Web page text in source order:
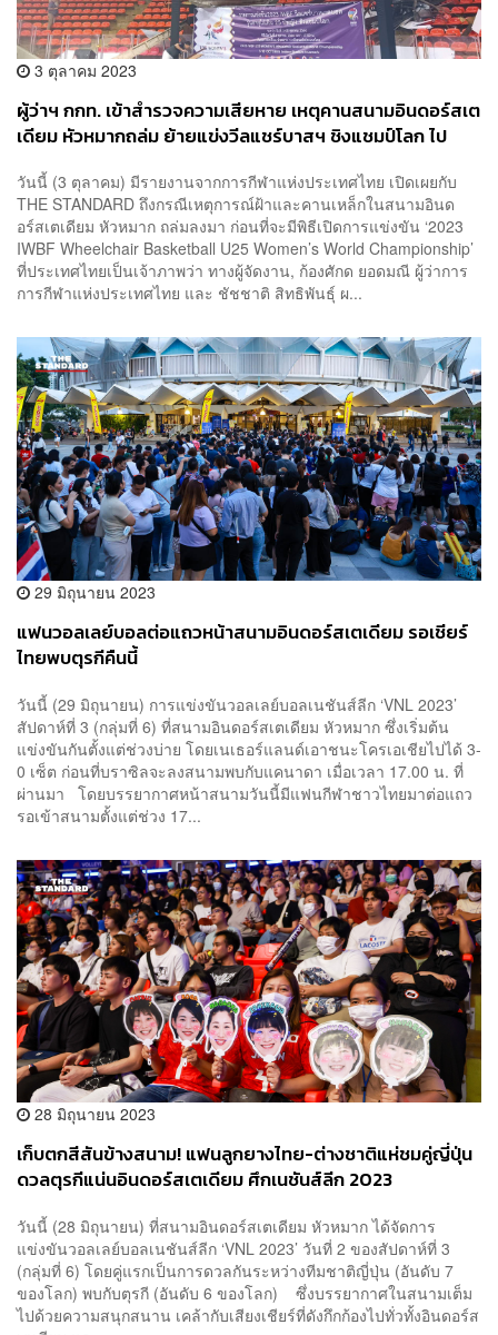
3 ตุลาคม 2023
ผู้ว่าฯ​ กกท. เข้าสำรวจความเสียหาย เหตุคานสนามอินดอร์สเต
เดียม หัวหมากถล่ม ย้ายแข่งวีลแชร์บาสฯ ชิงแชมป์โลก ไป
วันนี้ (3 ตุลาคม) มีรายงานจากการกีฬาแห่งประเทศไทย เปิดเผยกับ
THE STANDARD ถึงกรณีเหตุการณ์ฝ้าและคานเหล็กในสนามอินด
อร์สเตเดียม หัวหมาก ถล่มลงมา ก่อนที่จะมีพิธีเปิดการแข่งขัน ‘2023
IWBF Wheelchair Basketball U25 Women’s World Championship’
ที่ประเทศไทยเป็นเจ้าภาพว่า ทางผู้จัดงาน, ก้องศักด ยอดมณี ผู้ว่าการ
การกีฬาแห่งประเทศไทย และ ชัชชาติ สิทธิพันธุ์ ผ...
29 มิถุนายน 2023
แฟนวอลเลย์บอลต่อแถวหน้าสนามอินดอร์สเตเดียม รอเชียร์
ไทยพบตุรกีคืนนี้
วันนี้ (29 มิถุนายน) การแข่งขันวอลเลย์บอลเนชันส์ลีก ‘VNL 2023’
สัปดาห์ที่ 3 (กลุ่มที่ 6) ที่สนามอินดอร์สเตเดียม หัวหมาก ซึ่งเริ่มต้น
แข่งขันกันตั้งแต่ช่วงบ่าย โดยเนเธอร์แลนด์เอาชนะโครเอเชียไปได้ 3-
0 เซ็ต ก่อนที่บราซิลจะลงสนามพบกับแคนาดา เมื่อเวลา 17.00 น. ที่
ผ่านมา โดยบรรยากาศหน้าสนามวันนี้มีแฟนกีฬาชาวไทยมาต่อแถว
รอเข้าสนามตั้งแต่ช่วง 17...
28 มิถุนายน 2023
เก็บตกสีสันข้างสนาม! แฟนลูกยางไทย-ต่างชาติแห่ชมคู่ญี่ปุ่น
ดวลตุรกีแน่นอินดอร์สเตเดียม ศึกเนชันส์ลีก 2023
วันนี้ (28 มิถุนายน) ที่สนามอินดอร์สเตเดียม หัวหมาก ได้จัดการ
แข่งขันวอลเลย์บอลเนชันส์ลีก ‘VNL 2023’ วันที่ 2 ของสัปดาห์ที่ 3
(กลุ่มที่ 6) โดยคู่แรกเป็นการดวลกันระหว่างทีมชาติญี่ปุ่น (อันดับ 7
ของโลก) พบกับตุรกี (อันดับ 6 ของโลก) ซึ่งบรรยากาศในสนามเต็ม
ไปด้วยความสนุกสนาน เคล้ากับเสียงเชียร์ที่ดังกึกก้องไปทั่วทั้งอินดอร์ส